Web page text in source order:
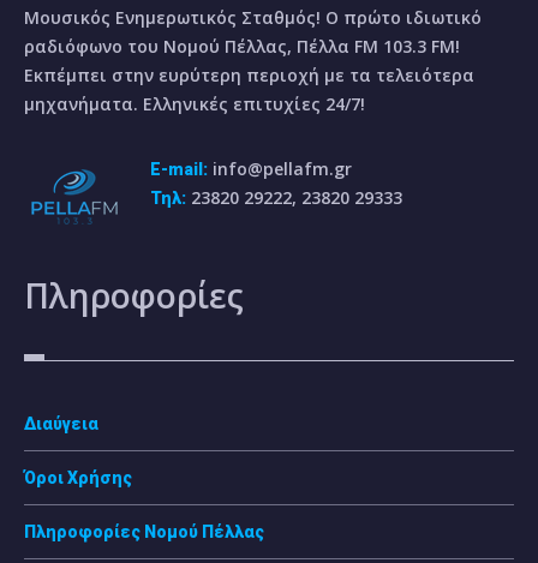
Μουσικός Ενημερωτικός Σταθμός! Ο πρώτο ιδιωτικό
ραδιόφωνο του Νομού Πέλλας, Πέλλα FM 103.3 FM!
Εκπέμπει στην ευρύτερη περιοχή με τα τελειότερα
μηχανήματα. Ελληνικές επιτυχίες 24/7!
E-mail: info@pellafm.gr
Τηλ: 23820 29222, 23820 29333
Πληροφορίες
Διαύγεια
Όροι Χρήσης
Πληροφορίες Νομού Πέλλας